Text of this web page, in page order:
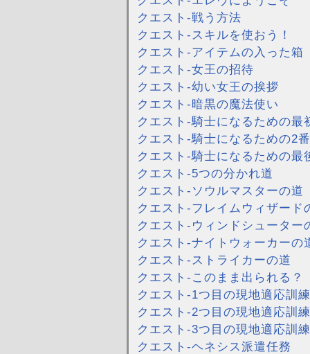
クエスト-戦う方法
クエスト-スキルを使おう！
クエスト-アイテムの入った箱
クエスト-女王の招待
クエスト-幼い女王の挨拶
クエスト-暗黒の魔法使い
クエスト-騎士になるための最
クエスト-騎士になるための2
クエスト-騎士になるための最
クエスト-5つの分かれ道
クエスト-ソウルマスターの道
クエスト-フレイムウィザード
クエスト-ウィンドシューター
クエスト-ナイトウォーカーの
クエスト-ストライカーの道
クエスト-このまま出られる？
クエスト-1つ目の現地適応訓練
クエスト-2つ目の現地適応訓練
クエスト-3つ目の現地適応訓練
クエスト-ヘネシス派遣任務